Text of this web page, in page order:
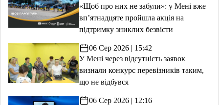
«Щоб про них не забули»: у Мені вже
вп’ятнадцяте пройшла акція на
підтримку зниклих безвісти
06 Сер 2026 | 15:42
У Мені через відсутність заявок
визнали конкурс перевізників таким,
що не відбувся
06 Сер 2026 | 12:16